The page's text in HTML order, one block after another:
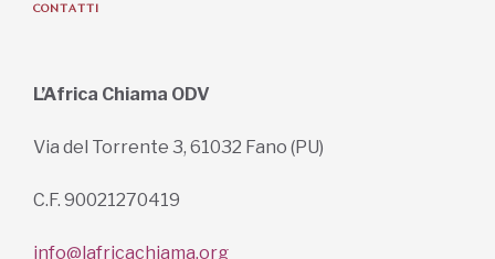
CONTATTI
L’Africa Chiama ODV
Via del Torrente 3, 61032 Fano (PU)
C.F. 90021270419
info@lafricachiama.org